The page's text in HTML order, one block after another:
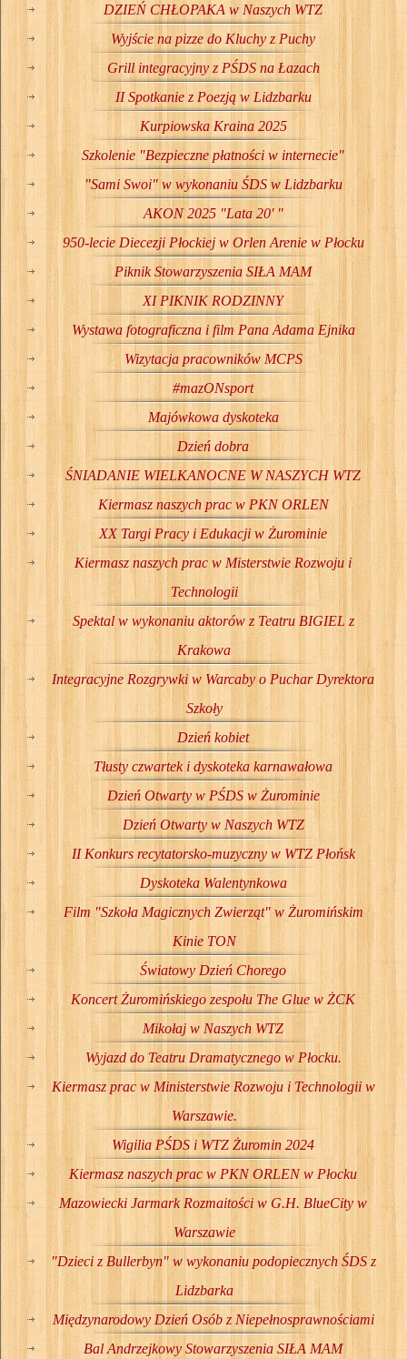
DZIEŃ CHŁOPAKA w Naszych WTZ
Wyjście na pizze do Kluchy z Puchy
Grill integracyjny z PŚDS na Łazach
II Spotkanie z Poezją w Lidzbarku
Kurpiowska Kraina 2025
Szkolenie "Bezpieczne płatności w internecie"
"Sami Swoi" w wykonaniu ŚDS w Lidzbarku
AKON 2025 "Lata 20' "
950-lecie Diecezji Płockiej w Orlen Arenie w Płocku
Piknik Stowarzyszenia SIŁA MAM
XI PIKNIK RODZINNY
Wystawa fotograficzna i film Pana Adama Ejnika
Wizytacja pracowników MCPS
#mazONsport
Majówkowa dyskoteka
Dzień dobra
ŚNIADANIE WIELKANOCNE W NASZYCH WTZ
Kiermasz naszych prac w PKN ORLEN
XX Targi Pracy i Edukacji w Żurominie
Kiermasz naszych prac w Misterstwie Rozwoju i
Technologii
Spektal w wykonaniu aktorów z Teatru BIGIEL z
Krakowa
Integracyjne Rozgrywki w Warcaby o Puchar Dyrektora
Szkoły
Dzień kobiet
Tłusty czwartek i dyskoteka karnawałowa
Dzień Otwarty w PŚDS w Żurominie
Dzień Otwarty w Naszych WTZ
II Konkurs recytatorsko-muzyczny w WTZ Płońsk
Dyskoteka Walentynkowa
Film "Szkoła Magicznych Zwierząt" w Żuromińskim
Kinie TON
Światowy Dzień Chorego
Koncert Żuromińskiego zespołu The Glue w ŻCK
Mikołaj w Naszych WTZ
Wyjazd do Teatru Dramatycznego w Płocku.
Kiermasz prac w Ministerstwie Rozwoju i Technologii w
Warszawie.
Wigilia PŚDS i WTZ Żuromin 2024
Kiermasz naszych prac w PKN ORLEN w Płocku
Mazowiecki Jarmark Rozmaitości w G.H. BlueCity w
Warszawie
"Dzieci z Bullerbyn" w wykonaniu podopiecznych ŚDS z
Lidzbarka
Międzynarodowy Dzień Osób z Niepełnosprawnościami
Bal Andrzejkowy Stowarzyszenia SIŁA MAM